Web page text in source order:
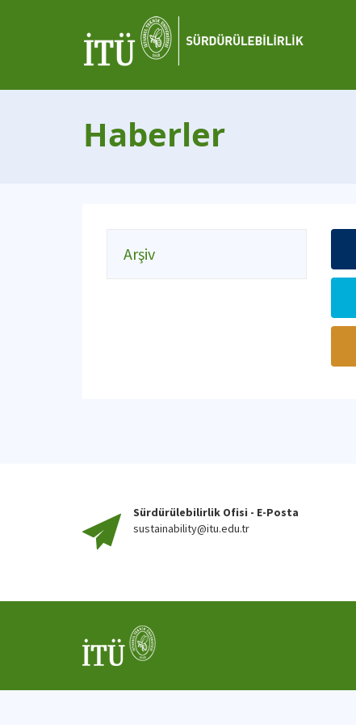
Haberler
Arşiv
Sürdürülebilirlik Ofisi - E-Posta
sustainability@itu.edu.tr